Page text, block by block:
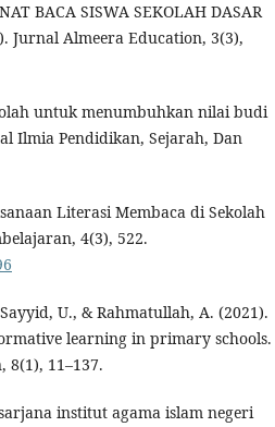
BACA SISWA SEKOLAH DASAR
Jurnal Almeera Education, 3(3),
untuk menumbuhkan nilai budi
Ilmia Pendidikan, Sejarah, Dan
Literasi Membaca di Sekolah
4(3), 522.
U., & Rahmatullah, A. (2021).
learning in primary schools.
8(1), 11–137.
institut agama islam negeri